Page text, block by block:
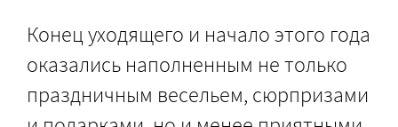
Конец уходящего и начало этого года
оказались наполненным не только
праздничным весельем, сюрпризами